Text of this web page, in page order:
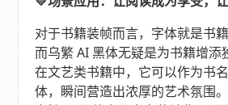
对于书籍装帧而言，字体就是书籍
而乌繁 AI 黑体无疑是为书籍增添
在文艺类书籍中，它可以作为书
体，瞬间营造出浓厚的艺术氛围